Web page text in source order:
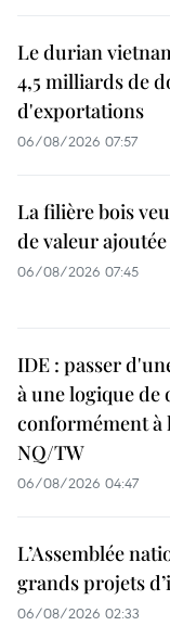
Le durian
4,5 milliards de
d'exportations
06/08/2026 07:57
La filière bois
de valeur ajoutée
06/08/2026 07:45
IDE : passer
à une logique de
conformément à
NQ/TW
06/08/2026 04:47
L’Assemblée
grands projets
06/08/2026 02:33